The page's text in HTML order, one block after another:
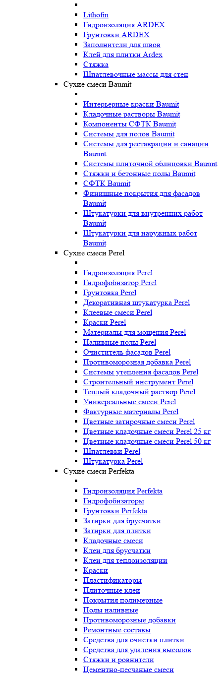
Lithofin
Гидроизоляция ARDEX
Грунтовки ARDEX
Заполнители для швов
Клей для плитки Ardex
Стяжка
Шпатлевочные массы для стен
Сухие смеси Baumit
Интерьерные краски Baumit
Кладочные растворы Baumit
Компоненты СФТК Baumit
Системы для полов Baumit
Системы для реставрации и санации
Baumit
Системы плиточной облицовки Baumit
Стяжки и бетонные полы Baumit
СФТК Baumit
Финишные покрытия для фасадов
Baumit
Штукатурки для внутренних работ
Baumit
Штукатурки для наружных работ
Baumit
Сухие смеси Perel
Гидроизоляция Perel
Гидрофобизатор Perel
Грунтовка Perel
Декоративная штукатурка Perel
Клеевые смеси Perel
Краски Perel
Материалы для мощения Perel
Наливные полы Perel
Очиститель фасадов Perel
Противоморозная добавка Perel
Системы утепления фасадов Perel
Строительный инструмент Perel
Теплый кладочный раствор Perel
Универсальные смеси Perel
Фактурные материалы Perel
Цветные затирочные смеси Perel
Цветные кладочные смеси Perel 25 кг
Цветные кладочные смеси Perel 50 кг
Шпатлевки Perel
Штукатурка Perel
Сухие смеси Perfekta
Гидроизоляция Perfekta
Гидрофобизаторы
Грунтовки Perfekta
Затирки для брусчатки
Затирки для плитки
Кладочные смеси
Клеи для брусчатки
Клеи для теплоизоляции
Краски
Пластификаторы
Плиточные клеи
Покрытия полимерные
Полы наливные
Противоморозные добавки
Ремонтные составы
Средства для очистки плитки
Средства для удаления высолов
Стяжки и ровнители
Цементно-песчаные смеси